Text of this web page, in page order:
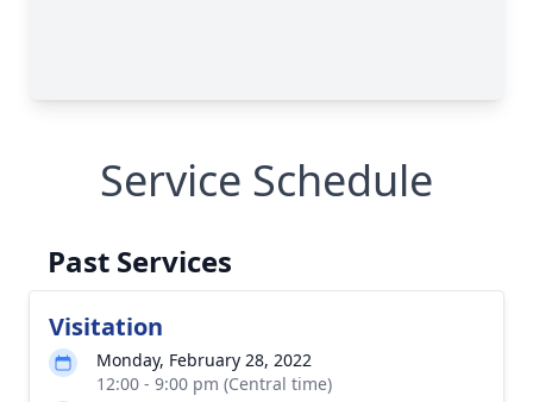
Service Schedule
Past Services
Visitation
Monday, February 28, 2022
12:00 - 9:00 pm (Central time)